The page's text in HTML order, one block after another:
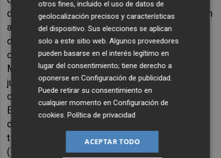
destacados a nivel estadístico. Pero si hay un
apartado en el que los dos equipos se
destacan por encima del resto de la
competición es en la estadística del
Más/Menos. Nueve de los diez mejores
jugadores de la Liga Endesa en esta
clasificación se encontrarán en este partido.
El Real Madrid tiene en Edy Tavares al mejor
de la acb en el +/- con un +10. Pero también
tiene al tercero (Campazzo, +8,4), al sexto
(Musa, +7,2) y al séptimo (Hezonja, +7).
otros fines, incluido el uso de datos de
geolocalización precisos y características
del dispositivo. Sus elecciones se aplican
solo a este sitio web. Algunos proveedores
pueden basarse en el interés legítimo en
lugar del consentimiento; tiene derecho a
oponerse enConfiguración de publicidad
Puede retirar su consentimiento en
cualquier momento enConfiguración de
cookies .Política de privacidad
ACEPTAR TODO